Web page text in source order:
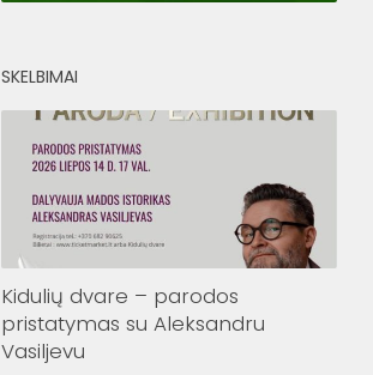
SKELBIMAI
Kidulių dvare – parodos
pristatymas su Aleksandru
Vasiljevu